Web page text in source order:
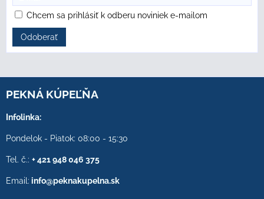
Chcem sa prihlásiť k odberu noviniek e-mailom
Odoberať
PEKNÁ KÚPEĽŇA
Infolinka:
Pondelok - Piatok: 08:00 - 15:30
Tel. č.: + 421 948 046 375
Email: info@peknakupelna.sk